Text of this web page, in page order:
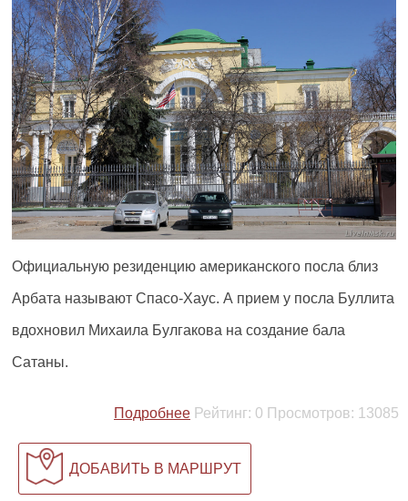
Официальную резиденцию американского посла близ
Арбата называют Спасо-Хаус. А прием у посла Буллита
вдохновил Михаила Булгакова на создание бала
Сатаны.
Подробнее Рейтинг: 0 Просмотров: 13085
ДОБАВИТЬ В МАРШРУТ